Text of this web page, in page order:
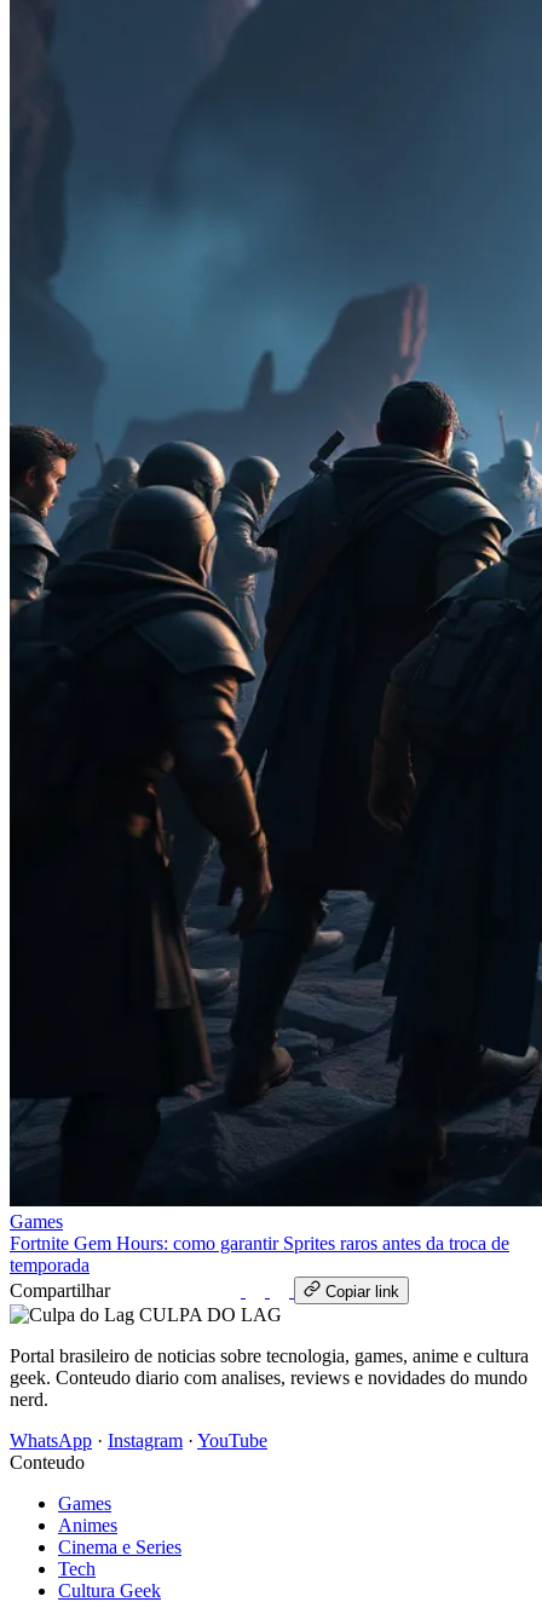
Games
Fortnite Gem Hours: como garantir Sprites raros antes da troca de
temporada
Compartilhar
Copiar link
CULPA DO LAG
Portal brasileiro de noticias sobre tecnologia, games, anime e cultura
geek. Conteudo diario com analises, reviews e novidades do mundo
nerd.
WhatsApp · Instagram · YouTube
Conteudo
Games
Animes
Cinema e Series
Tech
Cultura Geek